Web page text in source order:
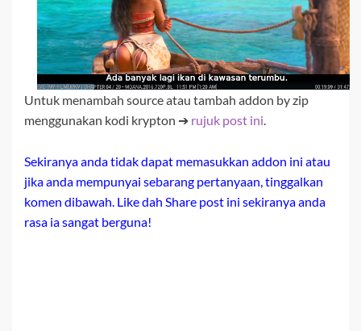
Untuk menambah source atau tambah addon by zip
menggunakan kodi krypton ➔ rujuk post ini.
Sekiranya anda tidak dapat memasukkan addon ini atau
jika anda mempunyai sebarang pertanyaan, tinggalkan
komen dibawah. Like dah Share post ini sekiranya anda
rasa ia sangat berguna!